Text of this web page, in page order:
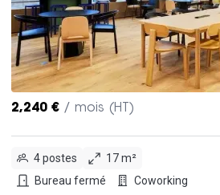
2,240 € / mois (HT)
4 postes
17 m²
Bureau fermé
Coworking